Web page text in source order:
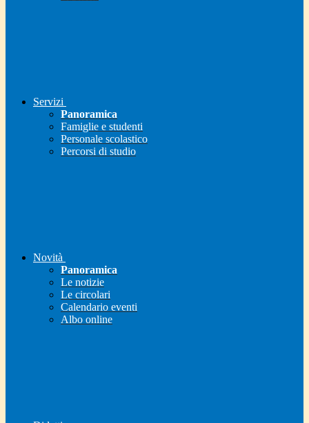
Servizi
Panoramica
Famiglie e studenti
Personale scolastico
Percorsi di studio
Novità
Panoramica
Le notizie
Le circolari
Calendario eventi
Albo online